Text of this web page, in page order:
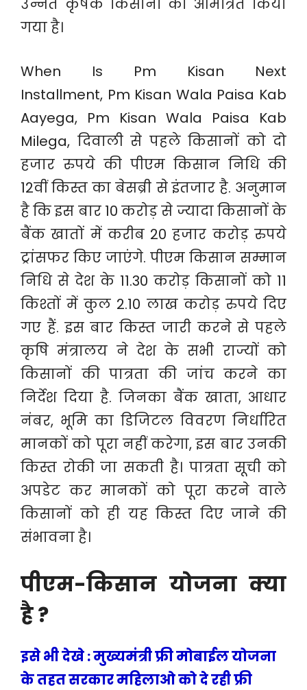
उन्नत कृषक किसानों को आमंत्रित किया
गया है।
When Is Pm Kisan Next
Installment, Pm Kisan Wala Paisa Kab
Aayega, Pm Kisan Wala Paisa Kab
Milega, दिवाली से पहले किसानों को दो
हजार रुपये की पीएम किसान निधि की
12वीं किस्त का बेसब्री से इंतजार है. अनुमान
है कि इस बार 10 करोड़ से ज्यादा किसानों के
बैंक खातों में करीब 20 हजार करोड़ रुपये
ट्रांसफर किए जाएंगे. पीएम किसान सम्मान
निधि से देश के 11.30 करोड़ किसानों को 11
किश्तों में कुल 2.10 लाख करोड़ रुपये दिए
गए हैं. इस बार किस्त जारी करने से पहले
कृषि मंत्रालय ने देश के सभी राज्यों को
किसानों की पात्रता की जांच करने का
निर्देश दिया है. जिनका बैंक खाता, आधार
नंबर, भूमि का डिजिटल विवरण निर्धारित
मानकों को पूरा नहीं करेगा, इस बार उनकी
किस्त रोकी जा सकती है। पात्रता सूची को
अपडेट कर मानकों को पूरा करने वाले
किसानों को ही यह किस्त दिए जाने की
संभावना है।
पीएम-किसान योजना क्या
है ?
इसे भी देखे : मुख्यमंत्री फ्री मोबाईल योजना
के तहत सरकार महिलाओ को दे रही फ्री